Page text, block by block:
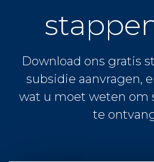
Download ons gratis
subsidie aanvragen,
wat u moet weten om
te